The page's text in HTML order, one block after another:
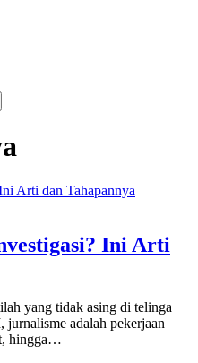
Ini Arti
yang tidak asing di telinga
adalah pekerjaan
hingga…